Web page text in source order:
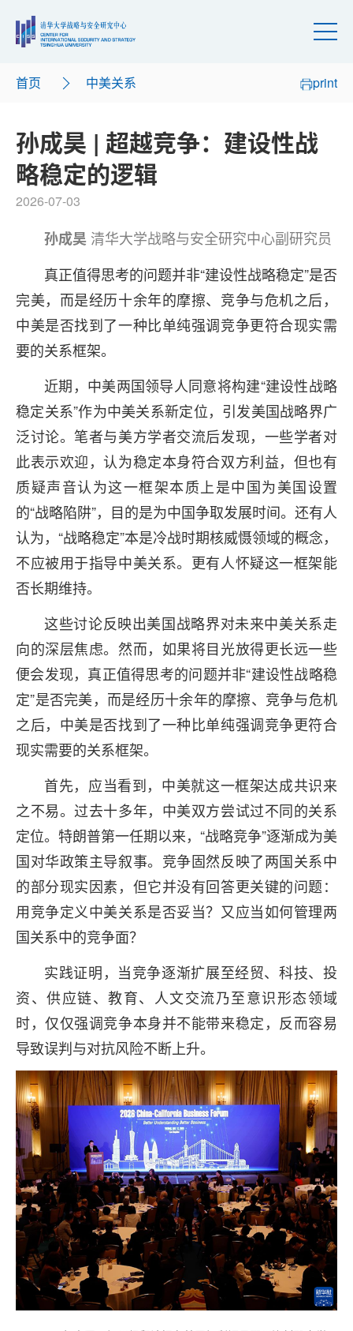
首页 中美关系 print
孙成昊 | 超越竞争：建设性战
略稳定的逻辑
2026-07-03
孙成昊 清华大学战略与安全研究中心副研究员
真正值得思考的问题并非“建设性战略稳定”是否
完美，而是经历十余年的摩擦、竞争与危机之后，
中美是否找到了一种比单纯强调竞争更符合现实需
要的关系框架。
近期，中美两国领导人同意将构建“建设性战略
稳定关系”作为中美关系新定位，引发美国战略界广
泛讨论。笔者与美方学者交流后发现，一些学者对
此表示欢迎，认为稳定本身符合双方利益，但也有
质疑声音认为这一框架本质上是中国为美国设置
的“战略陷阱”，目的是为中国争取发展时间。还有人
认为，“战略稳定”本是冷战时期核威慑领域的概念，
不应被用于指导中美关系。更有人怀疑这一框架能
否长期维持。
这些讨论反映出美国战略界对未来中美关系走
向的深层焦虑。然而，如果将目光放得更长远一些
便会发现，真正值得思考的问题并非“建设性战略稳
定”是否完美，而是经历十余年的摩擦、竞争与危机
之后，中美是否找到了一种比单纯强调竞争更符合
现实需要的关系框架。
首先，应当看到，中美就这一框架达成共识来
之不易。过去十多年，中美双方尝试过不同的关系
定位。特朗普第一任期以来，“战略竞争”逐渐成为美
国对华政策主导叙事。竞争固然反映了两国关系中
的部分现实因素，但它并没有回答更关键的问题：
用竞争定义中美关系是否妥当？又应当如何管理两
国关系中的竞争面？
实践证明，当竞争逐渐扩展至经贸、科技、投
资、供应链、教育、人文交流乃至意识形态领域
时，仅仅强调竞争本身并不能带来稳定，反而容易
导致误判与对抗风险不断上升。